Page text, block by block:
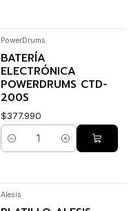
PowerDrums
BATERÍA
ELECTRÓNICA
POWERDRUMS CTD-
200S
$377.990
Cantidad
Alesis